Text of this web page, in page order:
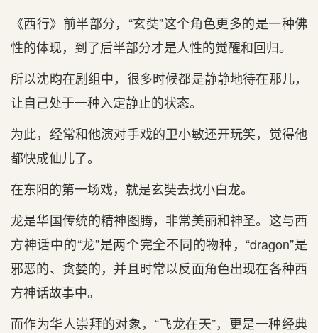
《西行》前半部分，“玄奘”这个角色更多的是一种佛
性的体现，到了后半部分才是人性的觉醒和回归。
所以沈昀在剧组中，很多时候都是静静地待在那儿，
让自己处于一种入定静止的状态。
为此，经常和他演对手戏的卫小敏还开玩笑，觉得他
都快成仙儿了。
在东阳的第一场戏，就是玄奘去找小白龙。
龙是华国传统的精神图腾，非常美丽和神圣。这与西
方神话中的“龙”是两个完全不同的物种，“dragon”是
邪恶的、贪婪的，并且时常以反面角色出现在各种西
方神话故事中。
而作为华人崇拜的对象，“飞龙在天”，更是一种经典